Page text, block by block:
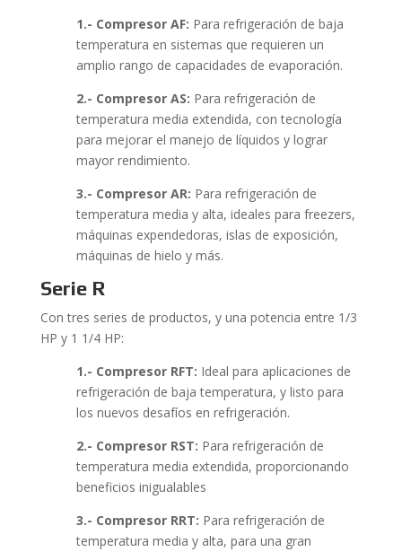
1.- Compresor AF: Para refrigeración de baja
temperatura en sistemas que requieren un
amplio rango de capacidades de evaporación.
2.- Compresor AS: Para refrigeración de
temperatura media extendida, con tecnología
para mejorar el manejo de líquidos y lograr
mayor rendimiento.
3.- Compresor AR: Para refrigeración de
temperatura media y alta, ideales para freezers,
máquinas expendedoras, islas de exposición,
máquinas de hielo y más.
Serie R
Con tres series de productos, y una potencia entre 1/3
HP y 1 1/4 HP:
1.- Compresor RFT: Ideal para aplicaciones de
refrigeración de baja temperatura, y listo para
los nuevos desafíos en refrigeración.
2.- Compresor RST: Para refrigeración de
temperatura media extendida, proporcionando
beneficios inigualables
3.- Compresor RRT: Para refrigeración de
temperatura media y alta, para una gran